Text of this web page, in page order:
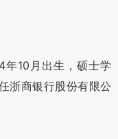
年10月出生，硕士学
浙商银行股份有限公